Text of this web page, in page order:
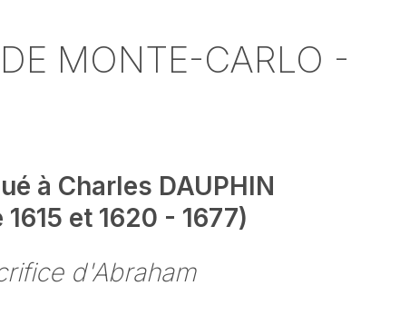
MONTE-CARLO -
à Charles DAUPHIN
1615 et 1620 - 1677)
d'Abraham